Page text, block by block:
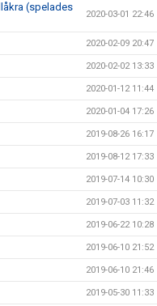
(spelades
2020-03-01 22:46
2020-02-09 20:47
2020-02-02 13:33
2020-01-12 11:44
2020-01-04 17:26
2019-08-26 16:17
2019-08-12 17:33
2019-07-14 10:30
2019-07-03 11:32
2019-06-22 10:28
2019-06-10 21:52
2019-06-10 21:46
2019-05-30 11:33